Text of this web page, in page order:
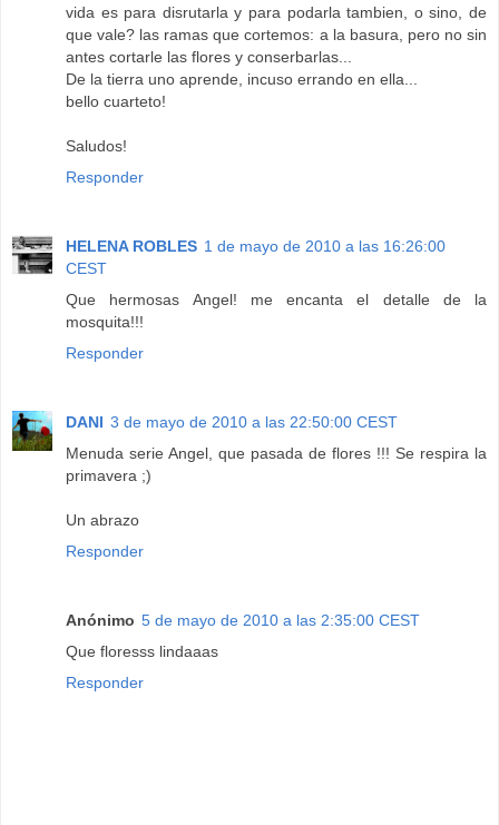
vida es para disrutarla y para podarla tambien, o sino, de
que vale? las ramas que cortemos: a la basura, pero no sin
antes cortarle las flores y conserbarlas...
De la tierra uno aprende, incuso errando en ella...
bello cuarteto!
Saludos!
Responder
HELENA ROBLES 1 de mayo de 2010 a las 16:26:00
CEST
Que hermosas Angel! me encanta el detalle de la
mosquita!!!
Responder
DANI 3 de mayo de 2010 a las 22:50:00 CEST
Menuda serie Angel, que pasada de flores !!! Se respira la
primavera ;)
Un abrazo
Responder
Anónimo 5 de mayo de 2010 a las 2:35:00 CEST
Que floresss lindaaas
Responder